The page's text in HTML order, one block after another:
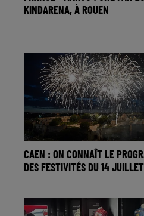
KINDARENA, À ROUEN
CAEN : ON CONNAÎT LE
DES FESTIVITÉS DU 14 JUILLET